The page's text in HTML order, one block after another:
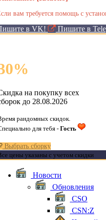
вам требуется помощь с
в VK! Пишите в
%
на покупку всех
до 28.08.2026
рандомных скидок.
для тебя - Гость
Выбрать сборку
цены указаны с учетом скидки
Новости
Обновления
CSO
CSN:Z